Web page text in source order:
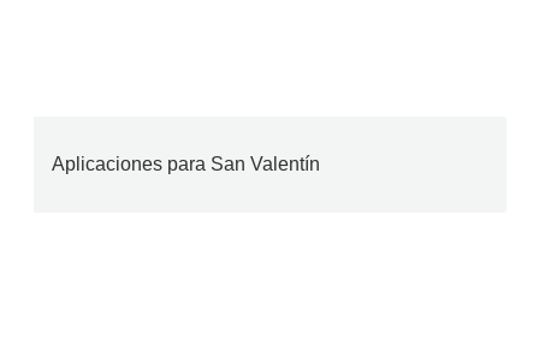
Aplicaciones para San Valentín